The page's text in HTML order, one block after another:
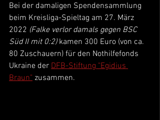
Bei der damaligen Spendensammlung
beim Kreisliga-Spieltag am 27. März
2022 (Falke verlor damals gegen BSC
Süd II mit 0:2) kamen 300 Euro (von ca.
80 Zuschauern) für den Nothilfefonds
Ukraine der DFB-Stiftung "Egidius
Braun" zusammen.